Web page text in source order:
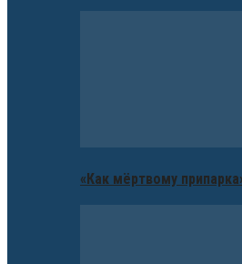
«Как мёртвому